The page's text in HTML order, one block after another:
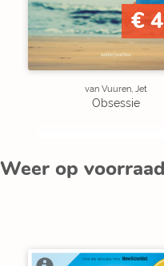
€
van Vuuren, Jet
Obsessie
Weer op voorraad